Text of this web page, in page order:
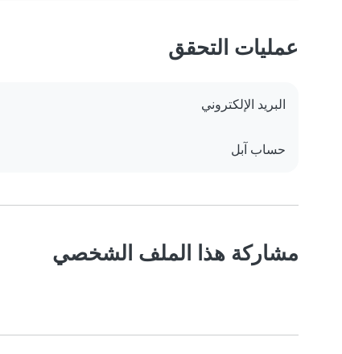
عمليات التحقق
البريد الإلكتروني
حساب آبل
مشاركة هذا الملف الشخصي